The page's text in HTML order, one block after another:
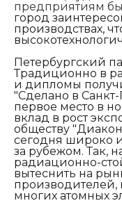
предприятиям
город
производствах,
Петербургский
Традиционно в
и дипломы
"Сделано в
первое место в
вклад в рост
обществу
сегодня широко
за рубежом. Так,
радиационно-
вытеснить на
производителей,
многих атомных